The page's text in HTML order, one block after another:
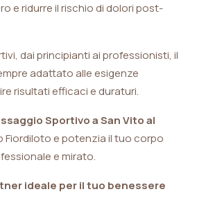
e ridurre il rischio di dolori post-
dai principianti ai professionisti, il
adattato alle esigenze
risultati efficaci e duraturi.
Sportivo a San Vito al
Fiordiloto e potenzia il tuo corpo
e mirato.
ideale per il tuo benessere